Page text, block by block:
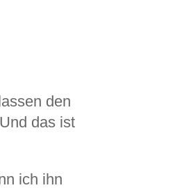
den
das ist
ich ihn